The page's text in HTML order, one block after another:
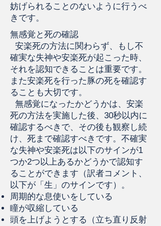
妨げられることのないように行うべ
きです。
無感覚と死の確認
安楽死の方法に関わらず、もし不
確実な失神や安楽死が起こった時、
それを認知できることは重要です。
また安楽死を行った豚の死を確認す
ることも大切です。
無感覚になったかどうかは、安楽
死の方法を実施した後、30秒以内に
確認するべきで、その後も観察し続
け、死まで確認すべきです。不確実
な失神や安楽死は以下のサインが1
つか2つ以上あるかどうかで認知す
ることができます（訳者コメント、
以下が「生」のサインです）。
周期的な息使いをしている
瞳が収縮している
頭を上げようとする（立ち直り反射